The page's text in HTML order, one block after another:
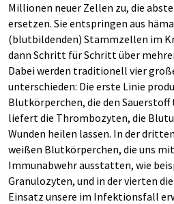
Millionen neuer Zellen zu, die
ersetzen. Sie entspringen aus
(blutbildenden) Stammzellen im
dann Schritt für Schritt über
Dabei werden traditionell vier
unterschieden: Die erste Linie
Blutkörperchen, die den
liefert die Thrombozyten, die
Wunden heilen lassen. In der
weißen Blutkörperchen, die uns
Immunabwehr ausstatten, wie
Granulozyten, und in der vierten
Einsatz unsere im Infektionsfall